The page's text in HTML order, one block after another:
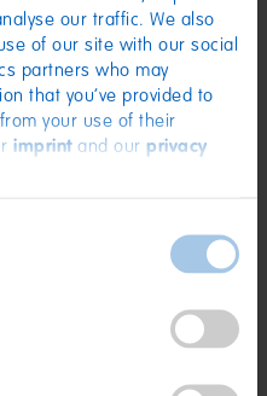
our traffic. We also
of our site with our social
partners who may
that you’ve provided to
your use of their
imprintand our privacy
Spirulina, Süßkartoffel, Apfel,
Rettich, Aronia, Traube;
Kurkumin. Kann Spuren von
pro 100 g